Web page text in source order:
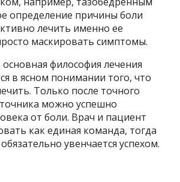
определение причины боли
лечить именно ее
маскировать симптомы.
философия лечения
в ясном понимании того, что
Только после точного
можно успешно
от боли. Врач и пациент
как единая команда, тогда
увенчается успехом.